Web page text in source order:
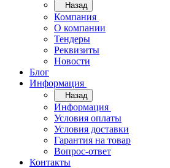
Назад
Компания
О компании
Тендеры
Реквизиты
Новости
Блог
Информация
Назад
Информация
Условия оплаты
Условия доставки
Гарантия на товар
Вопрос-ответ
Контакты